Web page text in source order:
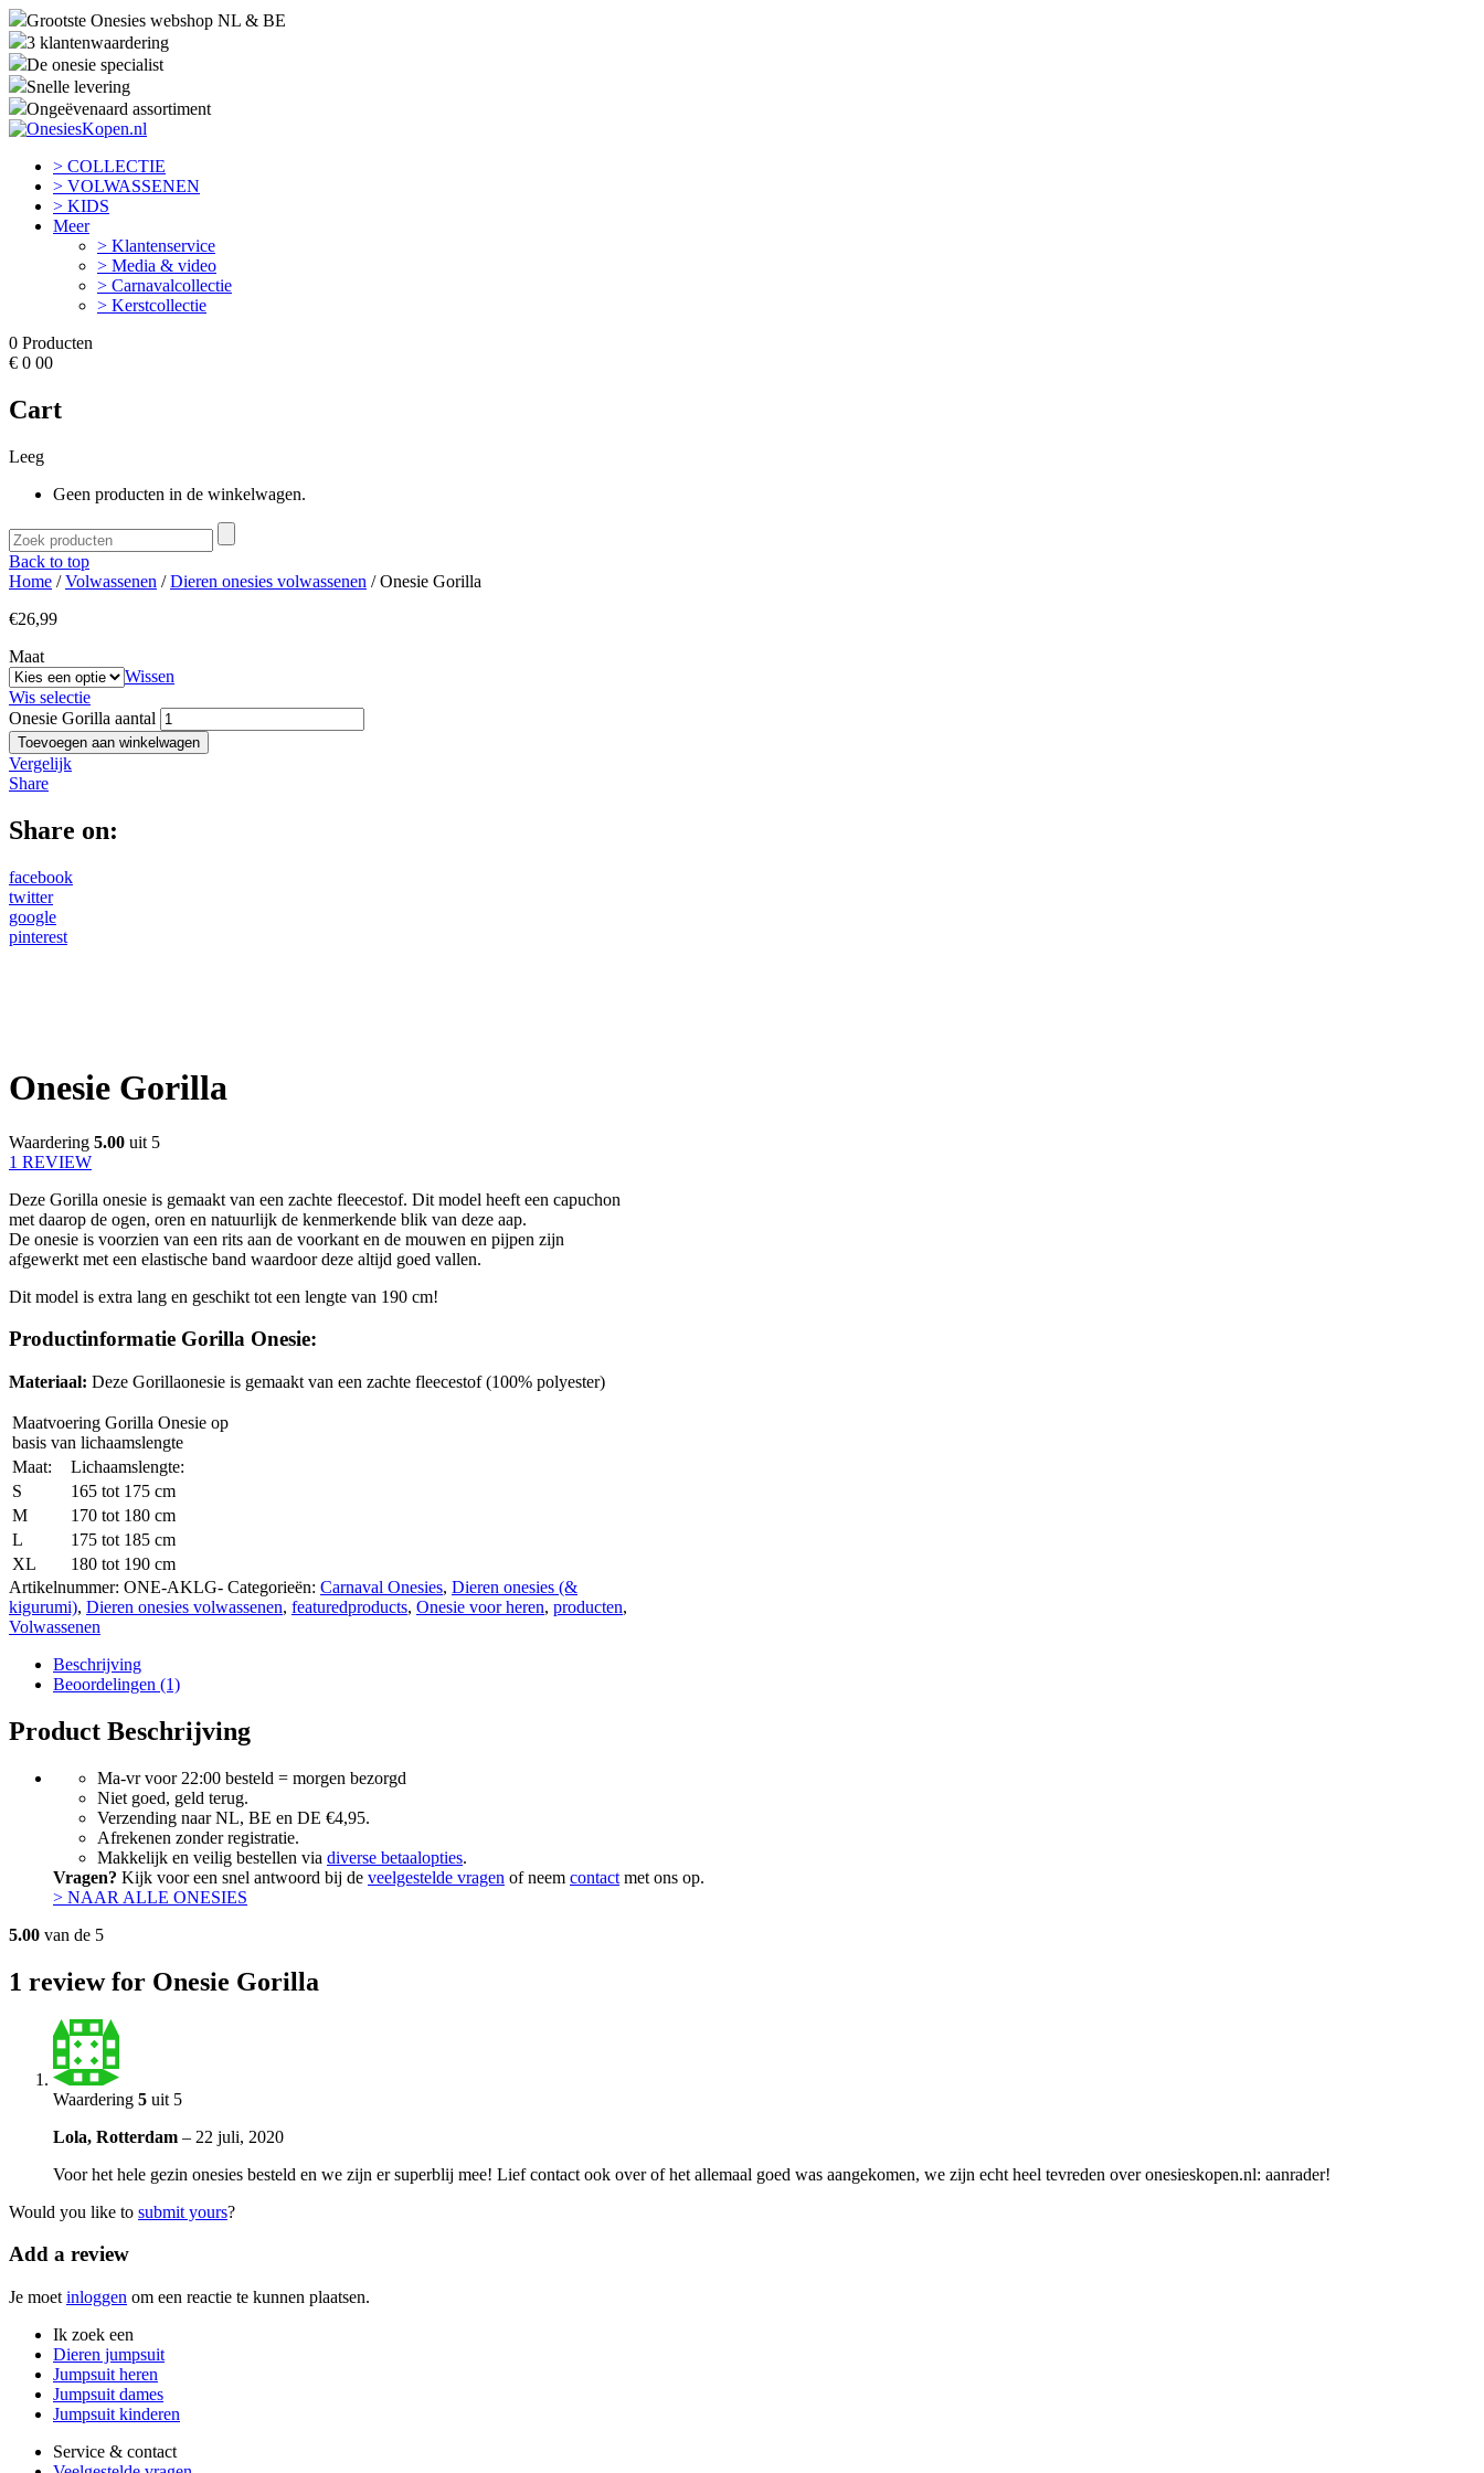
Grootste Onesies webshop NL & BE
3 klantenwaardering
De onesie specialist
Snelle levering
Ongeëvenaard assortiment
> COLLECTIE
> VOLWASSENEN
> KIDS
Meer
> Klantenservice
> Media & video
> Carnavalcollectie
> Kerstcollectie
0 Producten
€ 0 00
Cart
Leeg
Geen producten in de winkelwagen.
Back to top
Home /Volwassenen /Dieren onesies volwassenen / Onesie Gorilla
€26,99
Maat
Wissen
Wis selectie
Onesie Gorilla aantal
Toevoegen aan winkelwagen
Vergelijk
Share
Share on:
facebook
twitter
google
pinterest
Onesie Gorilla
Waardering 5.00 uit 5
1 REVIEW
Deze Gorilla onesie is gemaakt van een zachte fleecestof. Dit model heeft een capuchon
met daarop de ogen, oren en natuurlijk de kenmerkende blik van deze aap.
De onesie is voorzien van een rits aan de voorkant en de mouwen en pijpen zijn
afgewerkt met een elastische band waardoor deze altijd goed vallen.
Dit model is extra lang en geschikt tot een lengte van 190 cm!
Productinformatie Gorilla Onesie:
Materiaal: Deze Gorillaonesie is gemaakt van een zachte fleecestof (100% polyester)
Maatvoering Gorilla Onesie op
basis van lichaamslengte
Maat:
Lichaamslengte:
S
165 tot 175 cm
M
170 tot 180 cm
L
175 tot 185 cm
XL
180 tot 190 cm
Artikelnummer: ONE-AKLG- Categorieën: Carnaval Onesies, Dieren onesies (&
kigurumi), Dieren onesies volwassenen, featuredproducts, Onesie voor heren, producten,
Volwassenen
Beschrijving
Beoordelingen (1)
Product Beschrijving
Ma-vr voor 22:00 besteld = morgen bezorgd
Niet goed, geld terug.
Verzending naar NL, BE en DE €4,95.
Afrekenen zonder registratie.
Makkelijk en veilig bestellen via diverse betaalopties.
Vragen? Kijk voor een snel antwoord bij de veelgestelde vragen of neem contact met ons op.
> NAAR ALLE ONESIES
5.00 van de 5
1 review for Onesie Gorilla
Waardering 5 uit 5
Lola, Rotterdam – 22 juli, 2020
Voor het hele gezin onesies besteld en we zijn er superblij mee! Lief contact ook over of het allemaal goed was aangekomen, we zijn echt heel tevreden over onesieskopen.nl: aanrader!
Would you like to submit yours?
Add a review
Je moet inloggen om een reactie te kunnen plaatsen.
Ik zoek een
Dieren jumpsuit
Jumpsuit heren
Jumpsuit dames
Jumpsuit kinderen
Service & contact